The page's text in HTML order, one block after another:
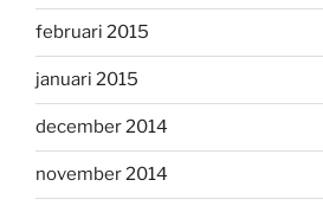
februari 2015
januari 2015
december 2014
november 2014